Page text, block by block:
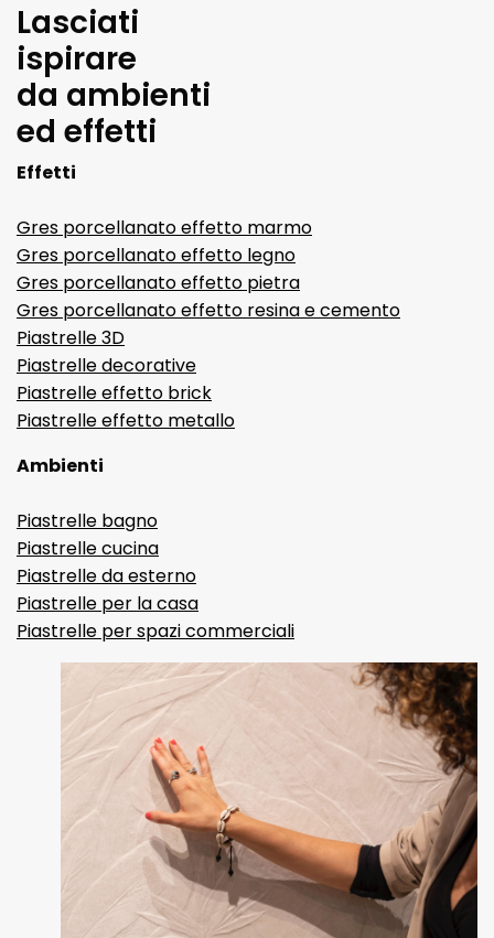
Lasciati
ispirare
da ambienti
ed effetti
Effetti
Gres porcellanato effetto marmo
Gres porcellanato effetto legno
Gres porcellanato effetto pietra
Gres porcellanato effetto resina e cemento
Piastrelle 3D
Piastrelle decorative
Piastrelle effetto brick
Piastrelle effetto metallo
Ambienti
Piastrelle bagno
Piastrelle cucina
Piastrelle da esterno
Piastrelle per la casa
Piastrelle per spazi commerciali